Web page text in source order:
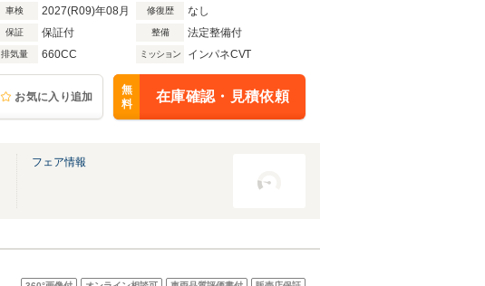
車検 2027(R09)年08月 修復歴 なし
保証 保証付 整備 法定整備付
排気量 660CC ミッション インパネCVT
お気に入り追加
無
料
在庫確認・見積依頼
フェア情報